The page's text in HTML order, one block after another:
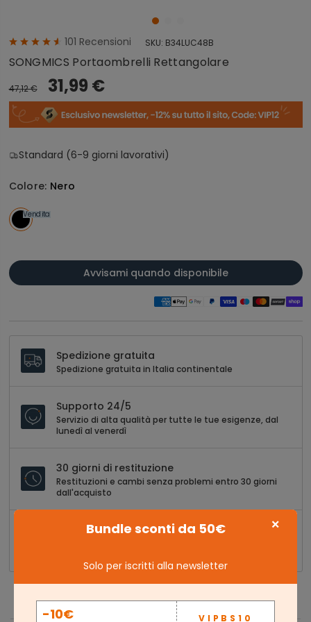
101 Recensioni SKU: B34LUC48B
SONGMICS Portaombrelli Rettangolare
47,12 € 31,99 €
Standard (6-9 giorni lavorativi)
Colore: Nero
Vendita
Avvisami quando disponibile
Spedizione gratuita
Spedizione gratuita in Italia continentale
Supporto 24/5
Servizio di alta qualità per tutte le tue esigenze, dal
lunedì al venerdì
30 giorni di restituzione
Restituzioni e cambi senza problemi entro 30 giorni
dall'acquisto
Pagamento sicuro al 100% ×
Bundle sconti da 50€
Solo per iscritti alla newsletter
-10€